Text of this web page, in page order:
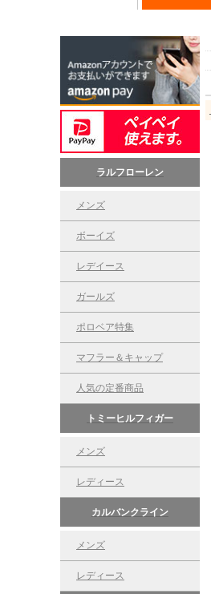
ラルフローレン
メンズ
ボーイズ
レデイース
ガールズ
ポロベア特集
マフラー＆キャップ
人気の定番商品
トミーヒルフィガー
メンズ
レディース
カルバンクライン
メンズ
レディース